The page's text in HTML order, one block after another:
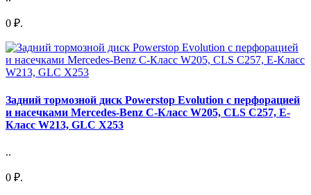
0 ₽.
Задний тормозной диск Powerstop Evolution с перфорацией
и насечками Mercedes-Benz C-Класс W205, CLS C257, E-
Класс W213, GLC X253
..
0 ₽.